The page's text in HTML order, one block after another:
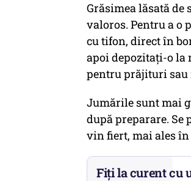
Grăsimea lăsată de
valoros. Pentru a o
cu tifon, direct în
apoi depozitați-o la
pentru prăjituri
Jumările sunt mai
după preparare. Se
vin fiert, mai ales
Fiți la curent cu